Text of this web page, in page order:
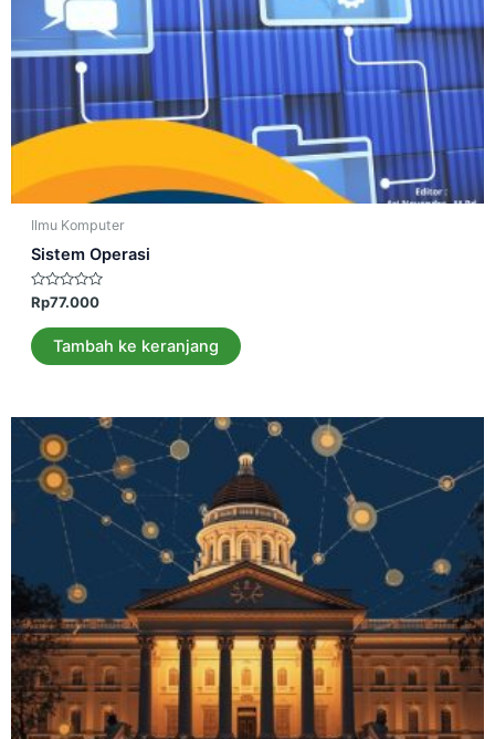
Ilmu Komputer
Sistem Operasi
Dinilai
0
dari
5
Rp77.000
Tambah ke keranjang